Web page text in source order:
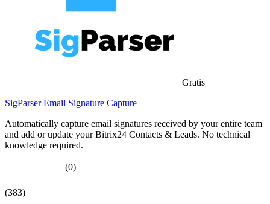
Gratis
SigParser Email Signature Capture
Automatically capture email signatures received by your entire team
and add or update your Bitrix24 Contacts & Leads. No technical
knowledge required.
(0)
(383)